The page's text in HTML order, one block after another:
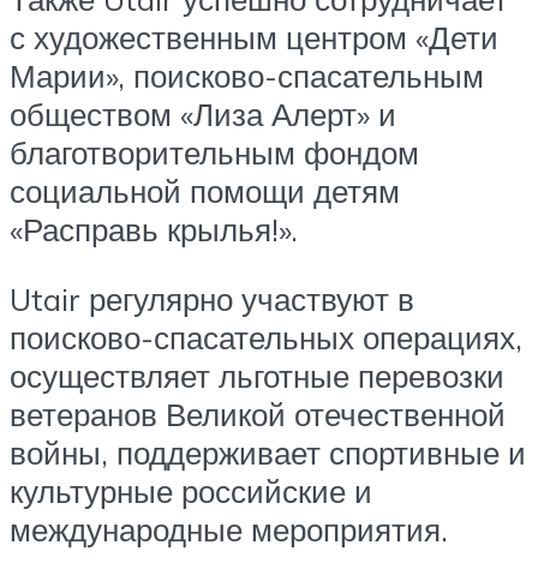
с художественным центром «Дети
Марии», поисково-спасательным
обществом «Лиза Алерт» и
благотворительным фондом
социальной помощи детям
«Расправь крылья!».
Utair регулярно участвуют в
поисково-спасательных операциях,
осуществляет льготные перевозки
ветеранов Великой отечественной
войны, поддерживает спортивные и
культурные российские и
международные мероприятия.